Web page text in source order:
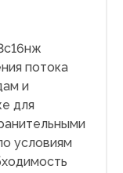
потока
и
для
условиям